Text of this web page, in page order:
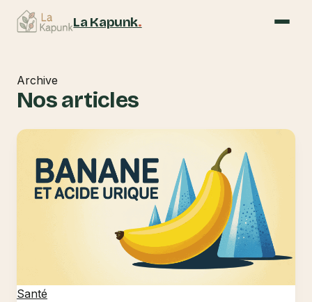
La Kapunk.
Archive
Nos articles
Santé